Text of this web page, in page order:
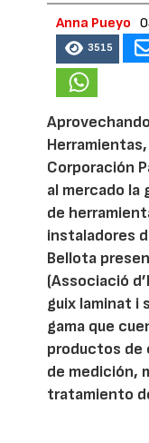
Anna Pueyo
3515
Corporación
al mercado la
de
instaladores
Bellota
(Associació
guix laminat i
gama que
productos de
de medición,
tratamiento